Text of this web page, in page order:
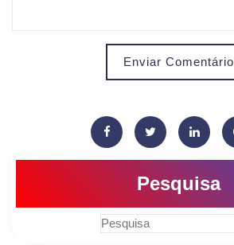
Enviar Comentário
Pesquisa